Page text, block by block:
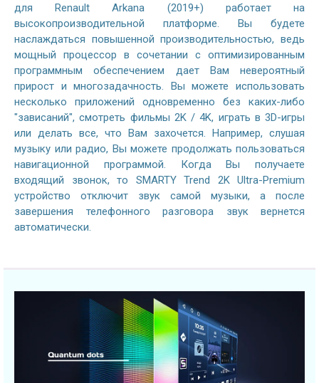
для Renault Arkana (2019+) работает на
высокопроизводительной платформе. Вы будете
наслаждаться повышенной производительностью, ведь
мощный процессор в сочетании с оптимизированным
программным обеспечением дает Вам невероятный
прирост и многозадачность. Вы можете использовать
несколько приложений одновременно без каких-либо
"зависаний", смотреть фильмы 2K / 4K, играть в 3D-игры
или делать все, что Вам захочется. Например, слушая
музыку или радио, Вы можете продолжать пользоваться
навигационной программой. Когда Вы получаете
входящий звонок, то SMARTY Trend 2K Ultra-Premium
устройство отключит звук самой музыки, а после
завершения телефонного разговора звук вернется
автоматически.